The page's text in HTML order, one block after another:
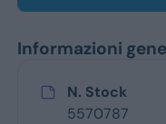
Informazioni
N. Stock
5570787